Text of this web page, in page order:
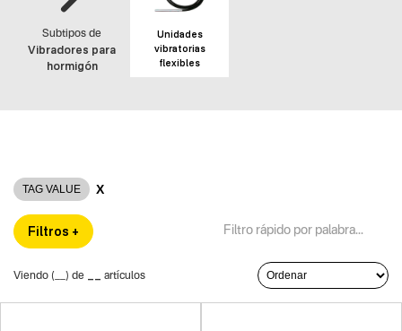
Subtipos de
Vibradores para
hormigón
Unidades
vibratorias
flexibles
TAG VALUE X
Filtros +
Viendo ( ) de artículos